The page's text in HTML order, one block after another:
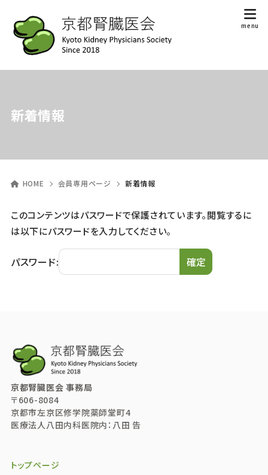
新着情報
HOME 会員専用ページ 新着情報
このコンテンツはパスワードで保護されています。閲覧するに
は以下にパスワードを入力してください。
パスワード:
京都腎臓医会 事務局
〒606-8084
京都市左京区修学院薬師堂町4
医療法人八田内科医院内：八田 告
トップページ